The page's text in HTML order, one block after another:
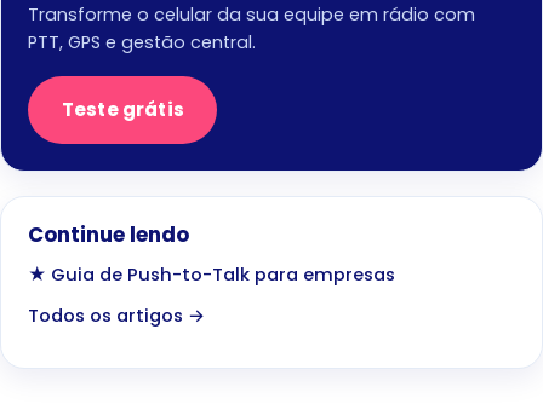
Transforme o celular da sua equipe em rádio com
PTT, GPS e gestão central.
Teste grátis
Continue lendo
★ Guia de Push-to-Talk para empresas
Todos os artigos →